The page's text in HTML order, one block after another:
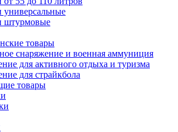
универсальные
штурмовые
товары
снаряжение и военная аммуниция
для активного отдыха и туризма
для страйкбола
товары